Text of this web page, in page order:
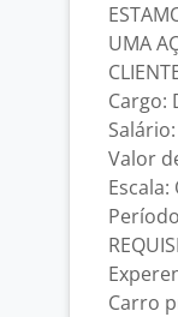
UMA
Cargo:
Valor
Carro